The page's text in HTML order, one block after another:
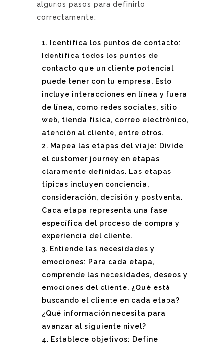
algunos pasos para definirlo
correctamente:
Identifica los puntos de contacto:
Identifica todos los puntos de
contacto que un cliente potencial
puede tener con tu empresa. Esto
incluye interacciones en línea y fuera
de línea, como redes sociales, sitio
web, tienda física, correo electrónico,
atención al cliente, entre otros.
Mapea las etapas del viaje: Divide
el customer journey en etapas
claramente definidas. Las etapas
típicas incluyen conciencia,
consideración, decisión y postventa.
Cada etapa representa una fase
específica del proceso de compra y
experiencia del cliente.
Entiende las necesidades y
emociones: Para cada etapa,
comprende las necesidades, deseos y
emociones del cliente. ¿Qué está
buscando el cliente en cada etapa?
¿Qué información necesita para
avanzar al siguiente nivel?
Establece objetivos: Define